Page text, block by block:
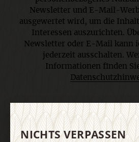
Newsletter und E-Mail-
ausgewertet wird, um die
Interessen auszurichten.
Newsletter oder E-Mail kann
jederzeit ausschalten.
Informationen finden
E-Mail
NICHTS VERPASSEN